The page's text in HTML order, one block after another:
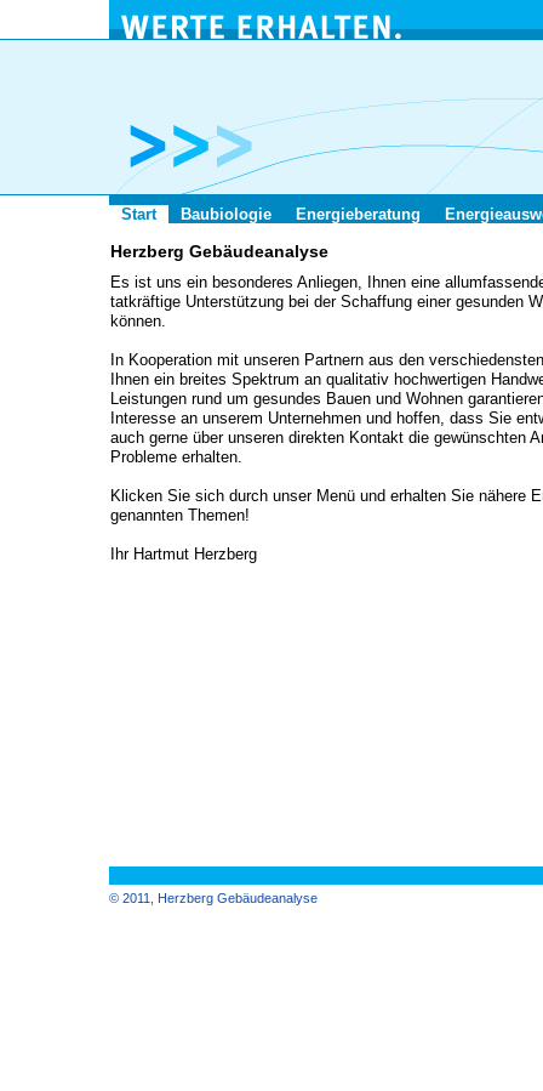
Start Baubiologie Energieberatung
Herzberg Gebäudeanalyse
Es ist uns ein besonderes Anliegen, Ihnen eine
tatkräftige Unterstützung bei der Schaffung einer gesunden
können.
In Kooperation mit unseren Partnern aus den
Ihnen ein breites Spektrum an qualitativ hochwertigen
Leistungen rund um gesundes Bauen und Wohnen
Interesse an unserem Unternehmen und hoffen, dass Sie
auch gerne über unseren direkten Kontakt die gewünschten
Probleme erhalten.
Klicken Sie sich durch unser Menü und erhalten Sie nähere
genannten Themen!
Ihr Hartmut Herzberg
© 2011, Herzberg Gebäudeanalyse